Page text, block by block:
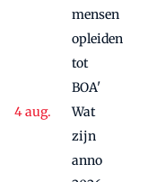
mensen
opleiden
tot
BOA'
Wat
zijn
anno